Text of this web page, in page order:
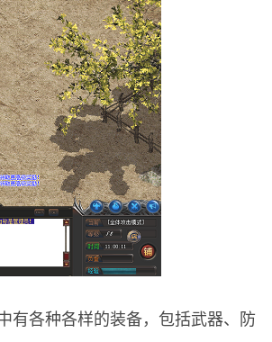
有各种各样的装备，包括武器、防